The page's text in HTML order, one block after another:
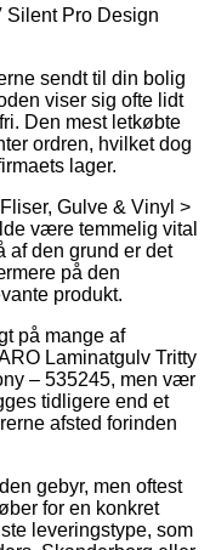
Silent Pro Design
sendt til din bolig
viser sig ofte lidt
Den mest letkøbte
ordren, hvilket dog
lager.
Gulve & Vinyl >
være temmelig vital
af den grund er det
på den
produkt.
på mange af
Laminatgulv Tritty
– 535245, men vær
tidligere end et
afsted forinden
gebyr, men oftest
for en konkret
leveringstype, som